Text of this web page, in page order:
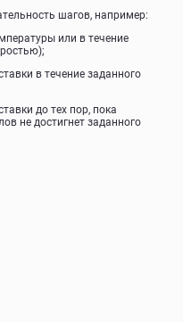
шагов, например:
или в течение
в течение заданного
до тех пор, пока
не достигнет заданного